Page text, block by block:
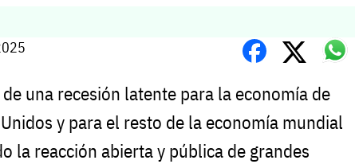
de una recesión latente para la economía de
y para el resto de la economía mundial
la reacción abierta y pública de grandes